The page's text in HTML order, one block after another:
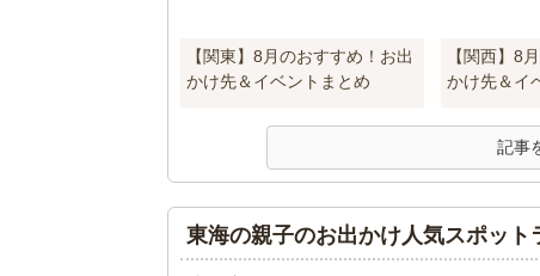
【関東】8月のおすすめ！お出
かけ先＆イベントまとめ
【関西】8
かけ先＆イ
記事
東海の親子のお出かけ人気スポット